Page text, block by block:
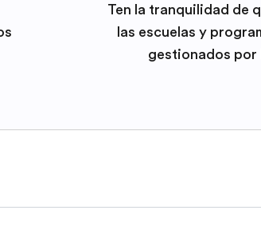
Ten la tranquilidad de
las escuelas y
gestionados por